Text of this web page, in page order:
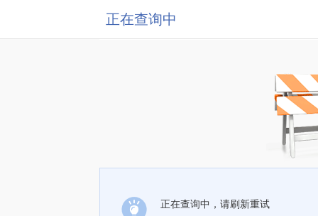
正在查询中
正在查询中，请刷新重试